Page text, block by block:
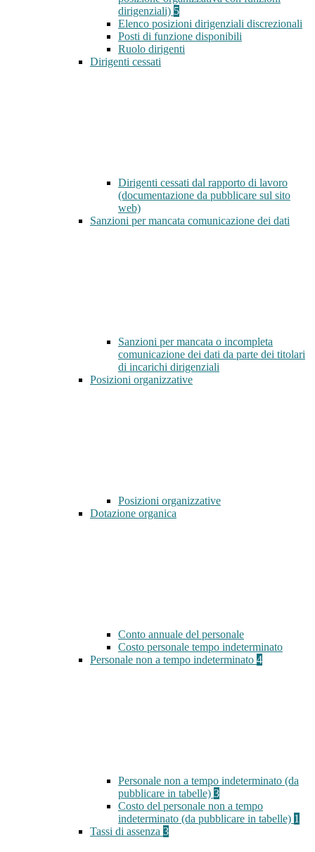
dirigenziali) 5
Elenco posizioni dirigenziali discrezionali
Posti di funzione disponibili
Ruolo dirigenti
Dirigenti cessati
Dirigenti cessati dal rapporto di lavoro
(documentazione da pubblicare sul sito
web)
Sanzioni per mancata comunicazione dei dati
Sanzioni per mancata o incompleta
comunicazione dei dati da parte dei titolari
di incarichi dirigenziali
Posizioni organizzative
Posizioni organizzative
Dotazione organica
Conto annuale del personale
Costo personale tempo indeterminato
Personale non a tempo indeterminato 4
Personale non a tempo indeterminato (da
pubblicare in tabelle) 3
Costo del personale non a tempo
indeterminato (da pubblicare in tabelle) 1
Tassi di assenza 3